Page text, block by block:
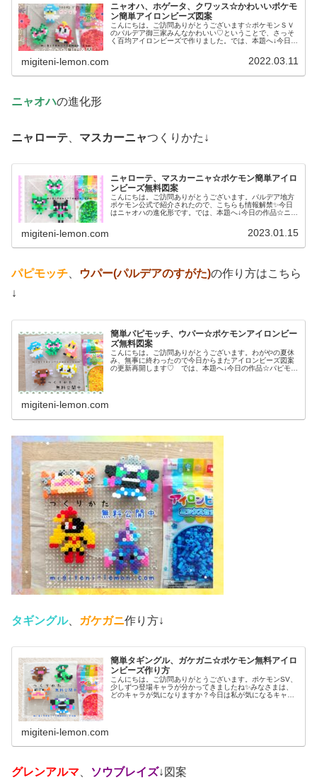
ニャオハ、ホゲータ、クワッス☆かわいいポケモ
ン簡単アイロンビーズ図案
こんにちは。ご訪問ありがとうございます☆ポケモンＳＶ
のパルデア御三家みんなかわいい♡ということで、さっそ
く百均アイロンビーズで作りました。では、本題へ↓今日の
migiteni-lemon.com 2022.03.11
ニャオハの進化形
ニャローテ マスカーニャつくりかた↓
ニャローテ、マスカーニャ☆ポケモン簡単アイロ
ンビーズ無料図案
こんにちは。ご訪問ありがとうございます。パルデア地方
ポケモン公式で紹介されたので、こちらも情報解禁✨今日
はニャオハの進化形です。では、本題へ↓今日の作品☆ニャ
migiteni-lemon.com 2023.01.15
パピモッチ ウパー(パルデアのすがた)の作り方はこちら
↓
簡単パピモッチ、ウパー☆ポケモンアイロンビー
ズ無料図案
こんにちは。ご訪問ありがとうございます。わがやの夏休
み、無事に終わったので今日からまたアイロンビーズ図案
の更新再開します♡ では、本題へ↓今日の作品☆パピモッ
migiteni-lemon.com
タギングル、 ガケガニ作り方↓
簡単タギングル、ガケガニ☆ポケモン無料アイロ
ンビーズ作り方
こんにちは。ご訪問ありがとうございます。ポケモンSV、
少しずつ登場キャラが分かってきましたね✨みなさまは、
どのキャラが気になりますか？今日は私が気になるキャラ
migiteni-lemon.com
グレンアルマ、 ソウブレイズ↓図案